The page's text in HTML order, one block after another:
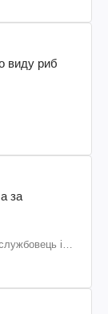
виду риб
за
і